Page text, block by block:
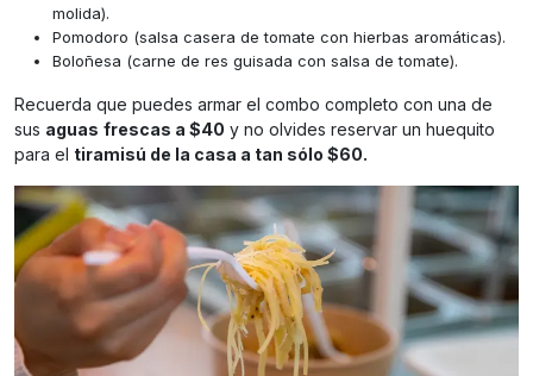
molida).
Pomodoro (salsa casera de tomate con hierbas aromáticas).
Boloñesa (carne de res guisada con salsa de tomate).
Recuerda que puedes armar el combo completo con una de
sus aguas frescas a $40 y no olvides reservar un huequito
para el tiramisú de la casa a tan sólo $60.